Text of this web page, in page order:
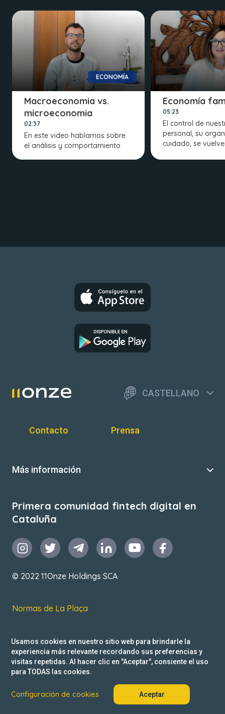
ECONOMÍA
Macroeconomia vs.
microeconomia
02:37
En este video hablamos sobre
el análisis y comportamiento
Economía
05:23
El control de
personal, su
cuidado, se
CASTELLANO
Contacto Prensa
Más información
Primera comunidad fintech digital en
Cataluña
© 2022 11Onze Holdings SCA
Normas de La Plaça
Política de privacidad
Reclamacions
Usamos cookies en nuestro sitio web para brindarle la
experiencia más relevante recordando sus preferencias y
visitas repetidas. Al hacer clic en "Aceptar", consiente el uso
para TODAS las cookies.
Configuración de cookies Aceptar